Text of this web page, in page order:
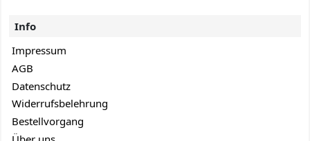
Info
Impressum
AGB
Datenschutz
Widerrufsbelehrung
Bestellvorgang